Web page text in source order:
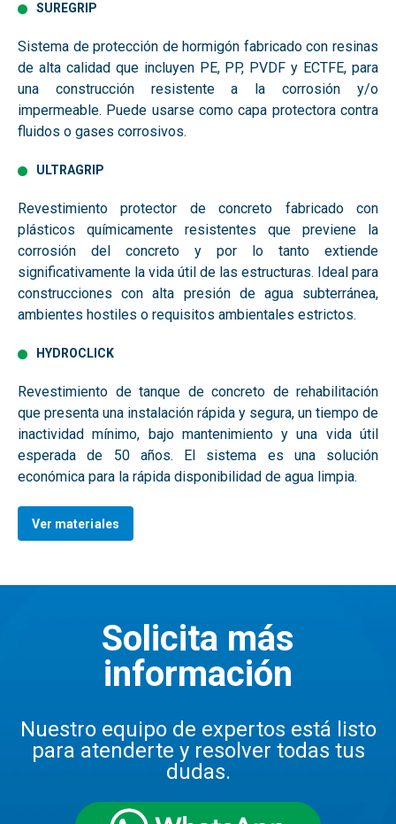
SUREGRIP
Sistema de protección de hormigón fabricado con resinas
de alta calidad que incluyen PE, PP, PVDF y ECTFE, para
una construcción resistente a la corrosión y/o
impermeable. Puede usarse como capa protectora contra
fluidos o gases corrosivos.
ULTRAGRIP
Revestimiento protector de concreto fabricado con
plásticos químicamente resistentes que previene la
corrosión del concreto y por lo tanto extiende
significativamente la vida útil de las estructuras. Ideal para
construcciones con alta presión de agua subterránea,
ambientes hostiles o requisitos ambientales estrictos.
HYDROCLICK
Revestimiento de tanque de concreto de rehabilitación
que presenta una instalación rápida y segura, un tiempo de
inactividad mínimo, bajo mantenimiento y una vida útil
esperada de 50 años. El sistema es una solución
económica para la rápida disponibilidad de agua limpia.
Ver materiales
Solicita más
información
Nuestro equipo de expertos está listo
para atenderte y resolver todas tus
dudas.